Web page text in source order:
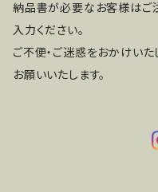
納品書が必要なお客様はご
入力ください。
ご不便・ご迷惑をおかけいた
お願いいたします。